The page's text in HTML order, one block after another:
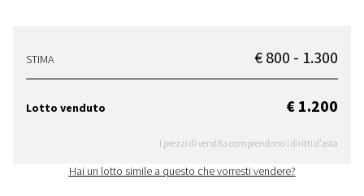
STIMA € 800 - 1.300
Lotto venduto € 1.200
I prezzi di vendita comprendono i diritti d'asta
Hai un lotto simile a questo che vorresti vendere?